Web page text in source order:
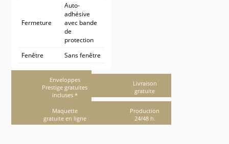
Fermeture
Auto-
adhésive
avec bande
de
protection
Fenêtre
Sans fenêtre
Enveloppes
Prestige gratuites
incluses *
Livraison
gratuite
Maquette
gratuite en ligne
Production
24/48 h.